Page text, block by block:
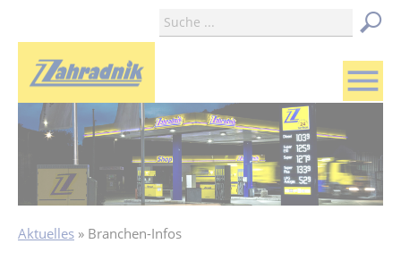
menu
Aktuelles Branchen-Infos